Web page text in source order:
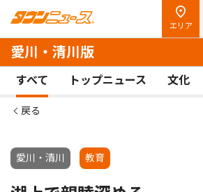
エリア
愛川・清川版
すべて トップニュース 文化
戻る
愛川・清川 教育